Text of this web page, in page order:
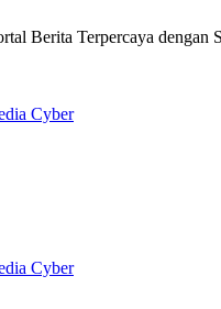
Berita Terpercaya
Cyber
Cyber